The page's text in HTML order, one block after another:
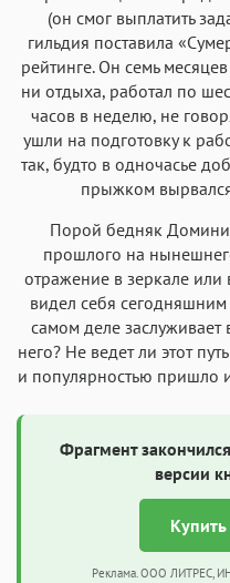
(он смог выплатить
гильдия поставила
рейтинге. Он семь
ни отдыха, работал по
часов в неделю, не
ушли на подготовку к
так, будто в одночасье
прыжком
Порой бедняк
прошлого на
отражение в зеркале
видел себя
самом деле заслуживает
него? Не ведет ли этот
и популярностью пришло
Фрагмент
версии
Реклама. ООО ЛИТРЕС,